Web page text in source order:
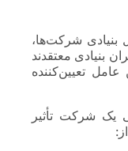
بنیادی شرکت‌ها،
بنیادی معتقدند
تعیین‌کننده
یک شرکت تأثیر